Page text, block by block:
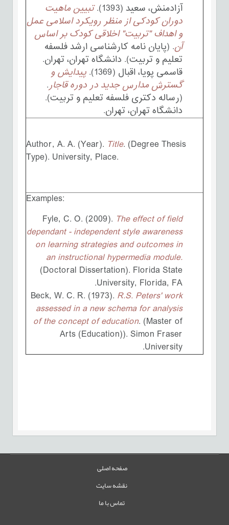
آزادمنش، سعید (1393).
تبیین ماهیت
دوران کودکی از منظر رویکرد اسلامی عمل
و اهداف "تربیت" اخلاقی کودک بر اساس
آن. (پایان نامه کارشناسی ارشد فلسفه
تعلیم و تربیت). دانشگاه تهران، تهران.
قاسمی پویا، اقبال (1369).
پیدایش و
گسترش مدارس جدید در دوره قاجار.
(رساله دکتری فلسفه تعلیم و تربیت).
دانشگاه تهران، تهران.
Author, A. A. (Year).Title . (Degree Thesis
Type). University, Place.
Examples:
Fyle, C. O. (2009).The effect of field
dependant - independent style awareness
on learning strategies and outcomes in
an instructional hypermedia module.
(Doctoral Dissertation). Florida State
University, Florida, FA.
Beck, W. C. R. (1973).R.S. Peters' work
assessed in a new schema for analysis
of the concept of education . (Master of
Arts (Education)). Simon Fraser
University.
صفحه اصلی
نقشه سایت
تماس با ما